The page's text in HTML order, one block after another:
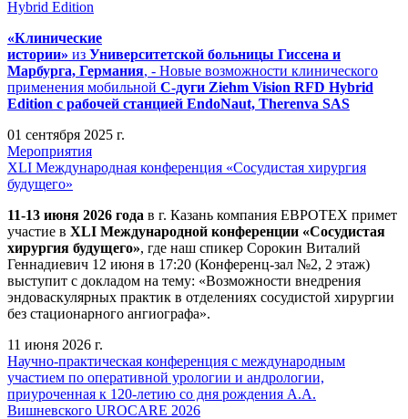
Hybrid Edition
«Клинические
истории» из Университетской больницы Гиссена и
Марбурга, Германия, - Новые возможности клинического
применения мобильной С-дуги Ziehm Vision RFD Hybrid
Edition с рабочей станцией EndoNaut, Therenva SAS
01 сентября 2025 г.
Мероприятия
XLI Международная конференция «Сосудистая хирургия
будущего»
11-13 июня 2026 года в г. Казань компания ЕВРОТЕХ примет
участие в XLI Международной конференции «Сосудистая
хирургия будущего», где наш спикер Сорокин Виталий
Геннадиевич 12 июня в 17:20 (Конференц-зал №2, 2 этаж)
выступит с докладом на тему: «Возможности внедрения
эндоваскулярных практик в отделениях сосудистой хирургии
без стационарного ангиографа».
11 июня 2026 г.
Научно-практическая конференция с международным
участием по оперативной урологии и андрологии,
приуроченная к 120-летию со дня рождения А.А.
Вишневского UROCARE 2026